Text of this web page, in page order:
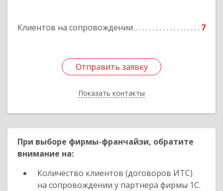
Клиентов на сопровождении 7
Отправить заявку
Показать контакты
Подробнее
Отправить заявку
Назад
При выборе фирмы-франчайзи, обратите
внимание на:
Количество клиентов (договоров ИТС)
на сопровождении у партнера фирмы 1С.